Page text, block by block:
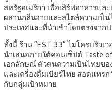
สหรัฐอเมริกา เพื่อเสิร์ฟอาหารแ
ผสานกลิ่นอายและสไตล์ความเป็
ประเทศและที่นำเข้าโดยตรงจาก
ทั้งนี้ ร้าน “EST.33” ไมโครบริวเ
นำเสนอภายใต้คอนเซ็ปต์ Taste
เอกลักษณ์ ตัวตนความเป็นไทยขอ
และเครื่องดื่มเบียร์ไทย สอดแทร
กับกลุ่มเป้าหมาย